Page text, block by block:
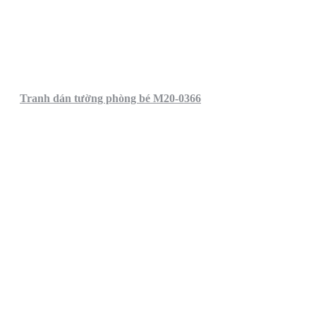
Tranh dán tường phòng bé M20-0366